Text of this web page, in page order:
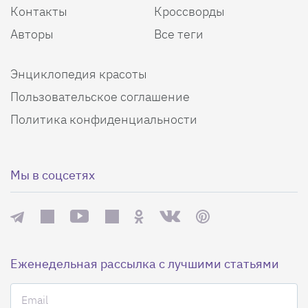
Контакты
Авторы
Кроссворды
Все теги
Энциклопедия красоты
Пользовательское соглашение
Политика конфиденциальности
Мы в соцсетях
Еженедельная рассылка с лучшими статьями